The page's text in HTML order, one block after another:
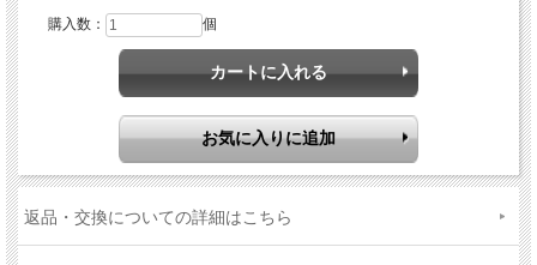
購入数： 個
返品・交換についての詳細はこちら